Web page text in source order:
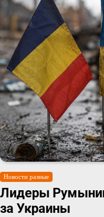
Новости разные
Лидеры
за Украины